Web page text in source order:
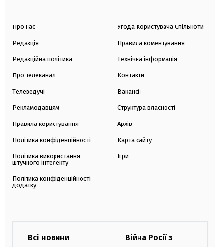
Про нас
Редакція
Редакційна політика
Про телеканал
Телеведучі
Рекламодавцям
Правила користування
Політика конфіденційності
Політика використання
штучного інтелекту
Політика конфіденційності
додатку
Угода Користувача Спільноти
Правила коментування
Технічна інформація
Контакти
Вакансії
Структура власності
Архів
Карта сайту
Ігри
Всі новини
Війна Росії з